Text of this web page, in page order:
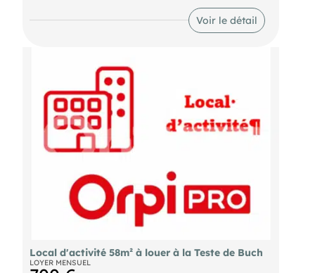
- Honoraires : 30% HT à la charge du preneur (soit
Voir le détail
Local d'activité 58m² à louer à la Teste de Buch
LOYER MENSUEL